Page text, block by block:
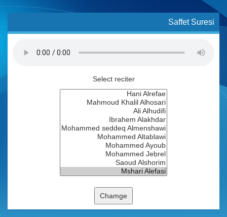
Saffet Suresi
Select reciter